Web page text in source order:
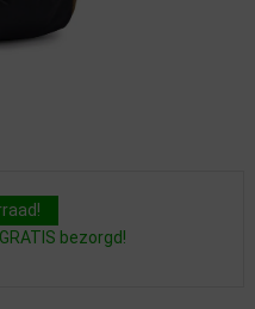
bezorgd!